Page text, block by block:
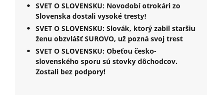
SVET O SLOVENSKU: Novodobí otrokári zo
Slovenska dostali vysoké tresty!
SVET O SLOVENSKU: Slovák, ktorý zabil staršiu
ženu obzvlášť SUROVO, už pozná svoj trest
SVET O SLOVENSKU: Obeťou česko-
slovenského sporu sú stovky dôchodcov.
Zostali bez podpory!